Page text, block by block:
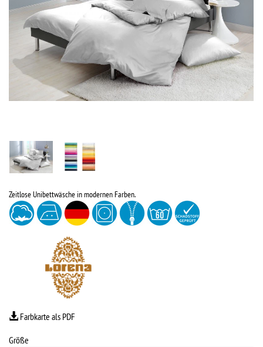
Zeitlose Unibettwäsche in modernen Farben.
Farbkarte als PDF
Größe